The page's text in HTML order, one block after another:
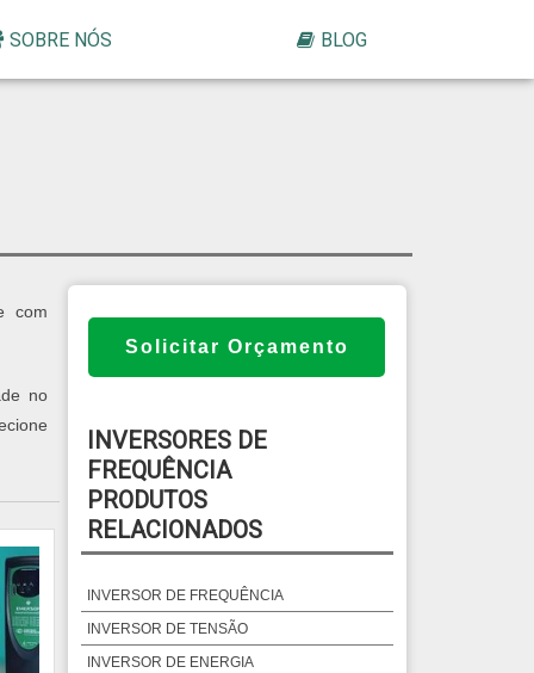
SOBRE NÓS BLOG
com
no
Solicitar Orçamento
INVERSORES DE
FREQUÊNCIA
PRODUTOS
RELACIONADOS
INVERSOR DE FREQUÊNCIA
INVERSOR DE TENSÃO
INVERSOR DE ENERGIA